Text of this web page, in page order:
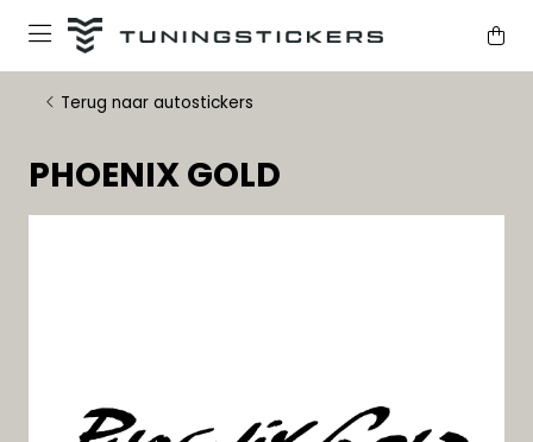
Terug naar autostickers
PHOENIX GOLD